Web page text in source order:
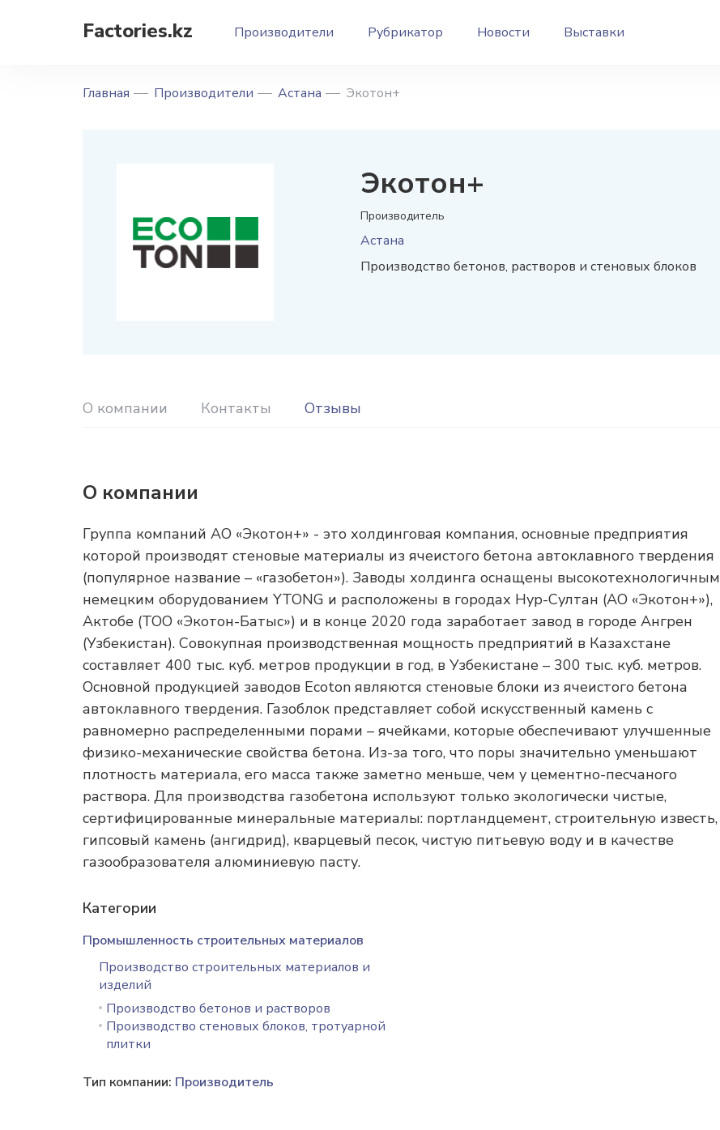
Factories.kz Производители Рубрикатор Новости Выставки
Главная Производители Астана Экотон+
Экотон+
Производитель
Астана
Производство бетонов, растворов и стеновых блоков
О компании Контакты Отзывы
О компании
Группа компаний АО «Экотон+» - это холдинговая компания, основные предприятия
которой производят стеновые материалы из ячеистого бетона автоклавного твердения
(популярное название – «газобетон»). Заводы холдинга оснащены высокотехнологичным
немецким оборудованием YTONG и расположены в городах Нур-Султан (АО «Экотон+»),
Актобе (ТОО «Экотон-Батыс») и в конце 2020 года заработает завод в городе Ангрен
(Узбекистан). Совокупная производственная мощность предприятий в Казахстане
составляет 400 тыс. куб. метров продукции в год, в Узбекистане – 300 тыс. куб. метров.
Основной продукцией заводов Ecoton являются стеновые блоки из ячеистого бетона
автоклавного твердения. Газоблок представляет собой искусственный камень с
равномерно распределенными порами – ячейками, которые обеспечивают улучшенные
физико-механические свойства бетона. Из-за того, что поры значительно уменьшают
плотность материала, его масса также заметно меньше, чем у цементно-песчаного
раствора. Для производства газобетона используют только экологически чистые,
сертифицированные минеральные материалы: портландцемент, строительную известь,
гипсовый камень (ангидрид), кварцевый песок, чистую питьевую воду и в качестве
газообразователя алюминиевую пасту.
Категории
Промышленность строительных материалов
Производство строительных материалов и
изделий
Производство бетонов и растворов
Производство стеновых блоков, тротуарной
плитки
Тип компании: Производитель